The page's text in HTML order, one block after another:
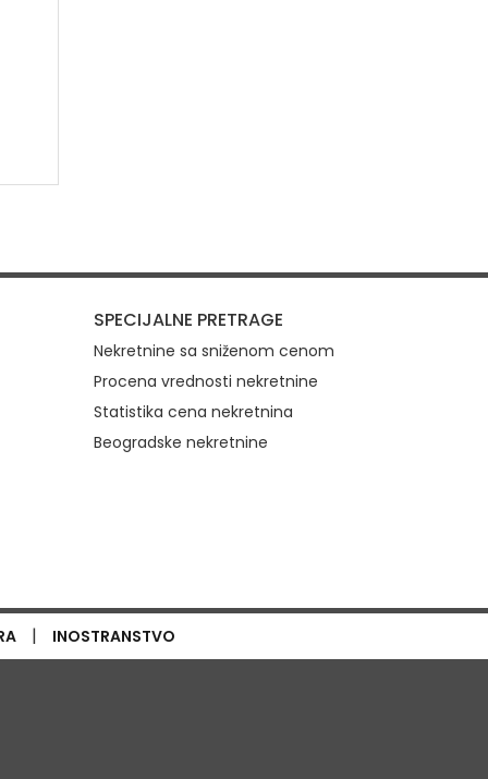
SPECIJALNE PRETRAGE
Nekretnine sa sniženom cenom
Procena vrednosti nekretnine
Statistika cena nekretnina
Beogradske nekretnine
| INOSTRANSTVO